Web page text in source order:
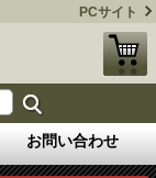
PCサイト
お問い合わせ